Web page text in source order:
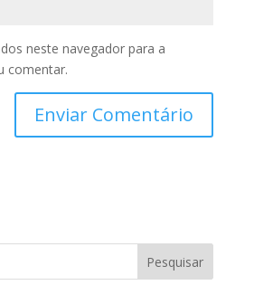
neste navegador para a
comentar.
Pesquisar